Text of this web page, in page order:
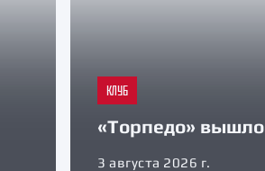
КЛУБ
«Торпедо» вышло
3 августа 2026 г.